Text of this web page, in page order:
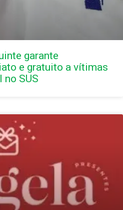
garante
e gratuito a vítimas
no SUS